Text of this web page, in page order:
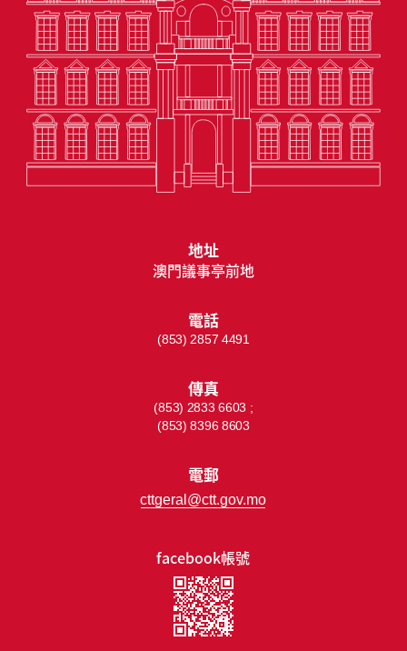
facebook帳號
地址
澳門議事亭前地
電話
(853) 2857 4491
傳真
(853) 2833 6603 ;
(853) 8396 8603
電郵
cttgeral@ctt.gov.mo